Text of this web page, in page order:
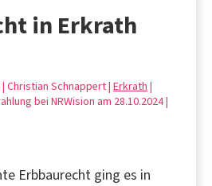
in Erkrath
Christian Schnappert | Erkrath |
bei NRWision am 28.10.2024 |
Erbbaurecht ging es in